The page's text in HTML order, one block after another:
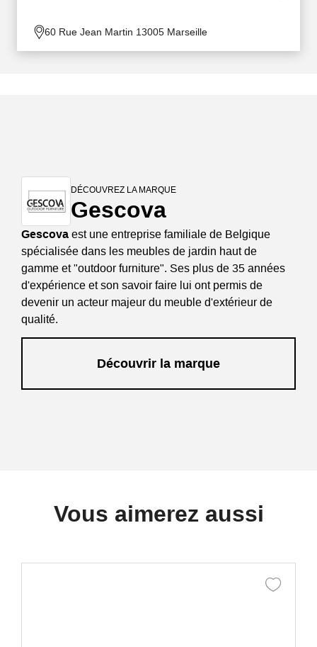
60 Rue Jean Martin 13005 Marseille
DÉCOUVREZ LA MARQUE
Gescova
Gescova est une entreprise familiale de Belgique
spécialisée dans les meubles de jardin haut de
gamme et "outdoor furniture". Ses plus de 35 années
d'expérience et son savoir faire lui ont permis de
devenir un acteur majeur du meuble d'extérieur de
qualité.
Découvrir la marque
Vous aimerez aussi